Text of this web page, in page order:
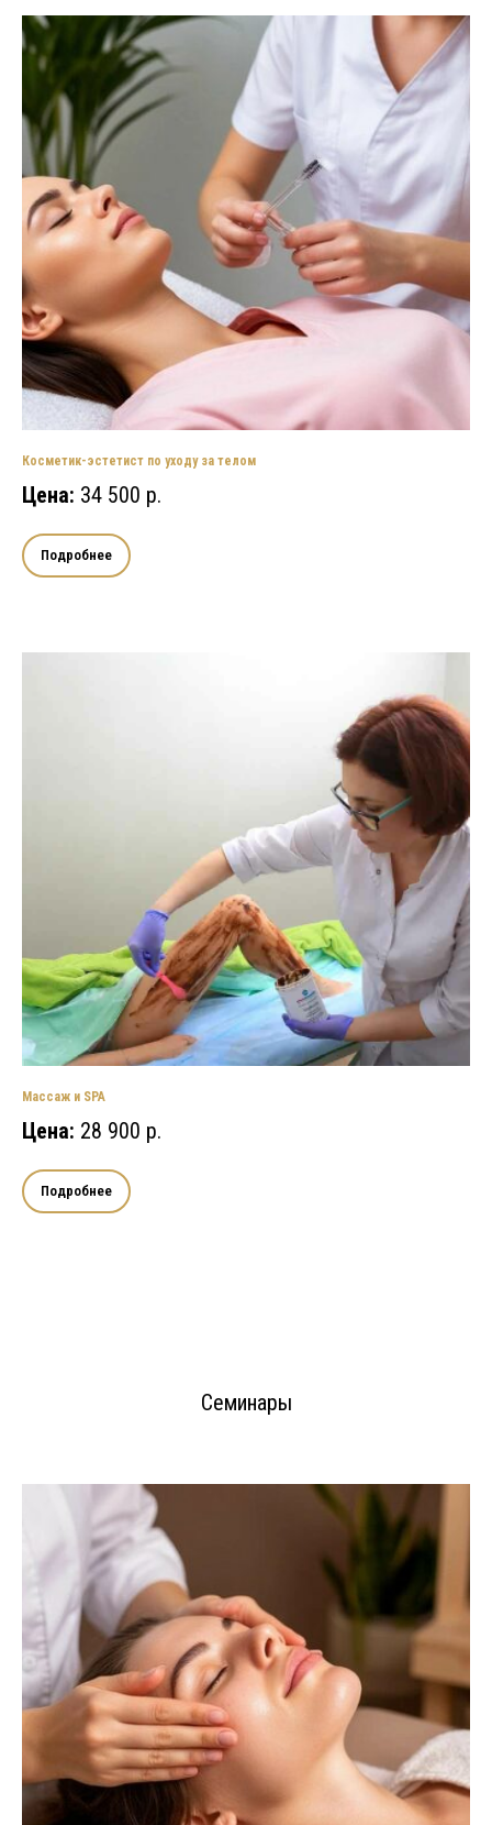
Косметик-эстетист по уходу за телом
Цена: 34 500 р.
Подробнее
Массаж и SPA
Цена: 28 900 р.
Подробнее
Семинары